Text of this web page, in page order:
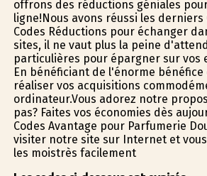
offrons des réductions géniales
ligne!Nous avons réussi les derniers
Codes Réductions pour échanger
sites, il ne vaut plus la peine
particulières pour épargner sur vos
En bénéficiant de l'énorme
réaliser vos acquisitions
ordinateur.Vous adorez notre
pas? Faites vos économies dès
Codes Avantage pour Parfumerie
visiter notre site sur Internet et
les moistrès facilement